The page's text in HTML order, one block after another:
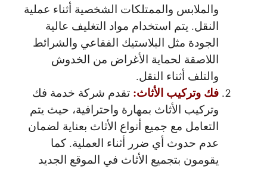
والملابس والممتلكات الشخصية أثناء عملية
النقل. يتم استخدام مواد التغليف عالية
الجودة مثل البلاستيك الفقاعي والشرائط
اللاصقة لحماية الأغراض من الخدوش
والتلف أثناء النقل.
فك وتركيب الأثاث: تقدم شركة خدمة فك
وتركيب الأثاث بمهارة واحترافية، حيث يتم
التعامل مع جميع أنواع الأثاث بعناية لضمان
عدم حدوث أي ضرر أثناء العملية. كما
يقومون بتجميع الأثاث في الموقع الجديد